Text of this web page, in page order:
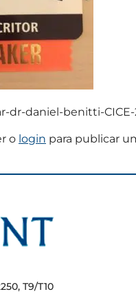
dr-daniel-benitti-CICE-
o login para publicar
T9/T10